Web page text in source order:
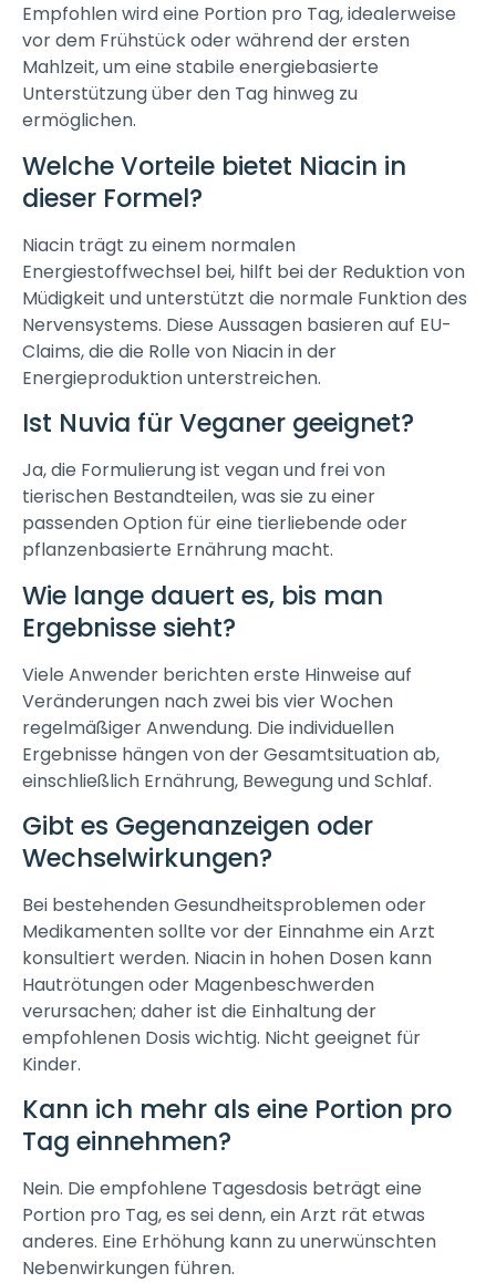
Empfohlen wird eine Portion pro Tag, idealerweise
vor dem Frühstück oder während der ersten
Mahlzeit, um eine stabile energiebasierte
Unterstützung über den Tag hinweg zu
ermöglichen.
Welche Vorteile bietet Niacin in
dieser Formel?
Niacin trägt zu einem normalen
Energiestoffwechsel bei, hilft bei der Reduktion von
Müdigkeit und unterstützt die normale Funktion des
Nervensystems. Diese Aussagen basieren auf EU-
Claims, die die Rolle von Niacin in der
Energieproduktion unterstreichen.
Ist Nuvia für Veganer geeignet?
Ja, die Formulierung ist vegan und frei von
tierischen Bestandteilen, was sie zu einer
passenden Option für eine tierliebende oder
pflanzenbasierte Ernährung macht.
Wie lange dauert es, bis man
Ergebnisse sieht?
Viele Anwender berichten erste Hinweise auf
Veränderungen nach zwei bis vier Wochen
regelmäßiger Anwendung. Die individuellen
Ergebnisse hängen von der Gesamtsituation ab,
einschließlich Ernährung, Bewegung und Schlaf.
Gibt es Gegenanzeigen oder
Wechselwirkungen?
Bei bestehenden Gesundheitsproblemen oder
Medikamenten sollte vor der Einnahme ein Arzt
konsultiert werden. Niacin in hohen Dosen kann
Hautrötungen oder Magenbeschwerden
verursachen; daher ist die Einhaltung der
empfohlenen Dosis wichtig. Nicht geeignet für
Kinder.
Kann ich mehr als eine Portion pro
Tag einnehmen?
Nein. Die empfohlene Tagesdosis beträgt eine
Portion pro Tag, es sei denn, ein Arzt rät etwas
anderes. Eine Erhöhung kann zu unerwünschten
Nebenwirkungen führen.